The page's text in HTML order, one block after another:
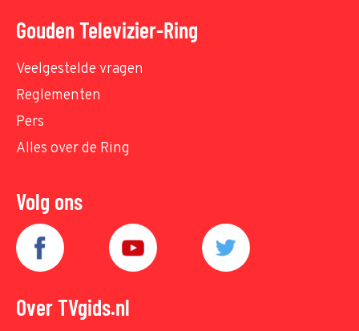
Gouden Televizier-Ring
Veelgestelde vragen
Reglementen
Pers
Alles over de Ring
Volg ons
Over TVgids.nl